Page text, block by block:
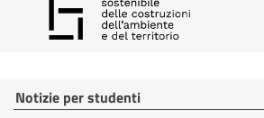
Notizie per studenti